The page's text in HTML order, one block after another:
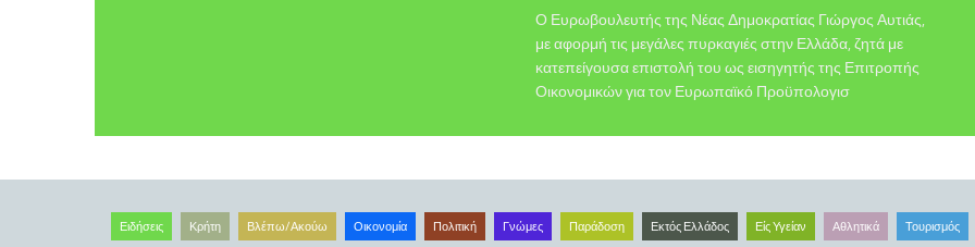
Ο Ευρωβουλευτής της Νέας Δημοκρατίας Γιώργος Αυτιάς,
με αφορμή τις μεγάλες πυρκαγιές στην Ελλάδα, ζητά με
κατεπείγουσα επιστολή του ως εισηγητής της Επιτροπής
Οικονομικών για τον Ευρωπαϊκό Προϋπολογισ
Ειδήσεις Κρήτη Βλέπω/Ακούω Οικονομία Πολιτική Γνώμες Παράδοση Εκτός Ελλάδος Είς Υγείαν Αθλητικά Τουρισμός